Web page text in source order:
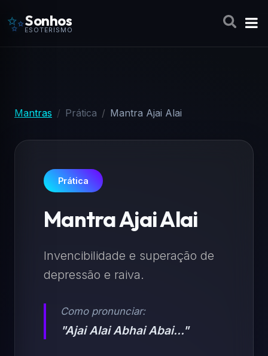
✨Sonhos
ESOTERISMO
Mantras Prática Mantra Ajai Alai
Prática
Mantra Ajai Alai
Invencibilidade e superação de
depressão e raiva.
Como pronunciar:
"Ajai Alai Abhai Abai..."